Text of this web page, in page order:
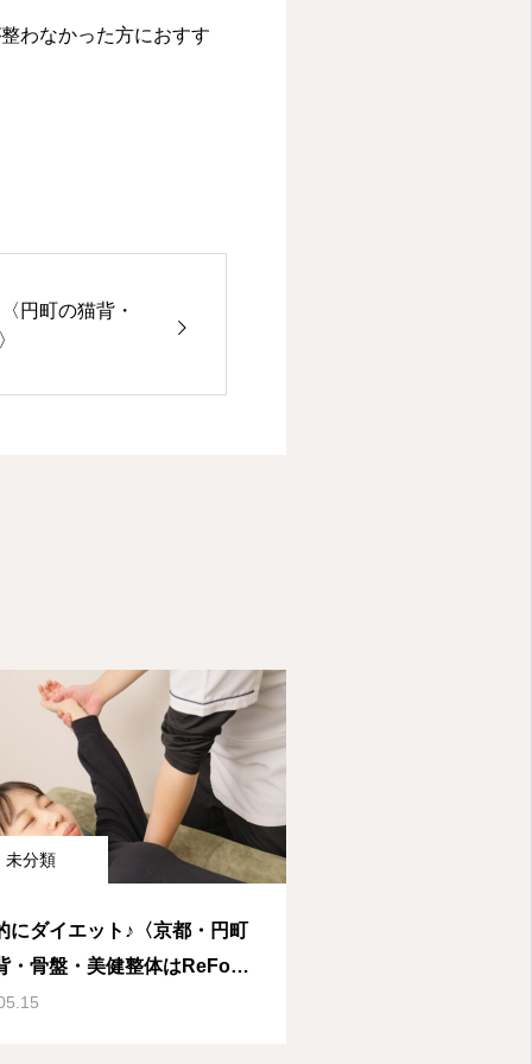
わなかった方におすす
円町の猫背・
未分類
にダイエット♪〈京都・円町
・骨盤・美健整体はReForz